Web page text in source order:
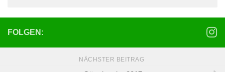
FOLGEN:
NÄCHSTER BEITRAG